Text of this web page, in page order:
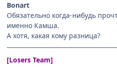
Bonart
Обязательно когда-нибудь
именно Камша.
А хотя, какая кому разница?
[Losers Team]